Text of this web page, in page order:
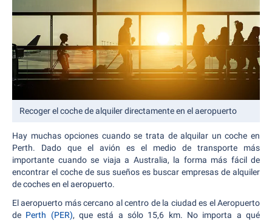
Recoger el coche de alquiler directamente en el aeropuerto
Hay muchas opciones cuando se trata de alquilar un coche en
Perth. Dado que el avión es el medio de transporte más
importante cuando se viaja a Australia, la forma más fácil de
encontrar el coche de sus sueños es buscar empresas de alquiler
de coches en el aeropuerto.
El aeropuerto más cercano al centro de la ciudad es el Aeropuerto
de Perth (PER), que está a sólo 15,6 km. No importa a qué